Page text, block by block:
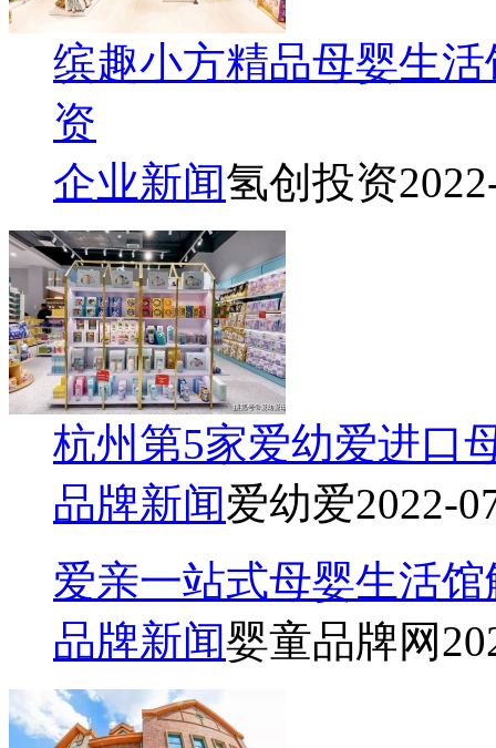
缤趣小方精品母婴生
资
企业新闻氢创投资
杭州第5家爱幼爱进口
品牌新闻爱幼爱2022-
爱亲一站式母婴生活
品牌新闻婴童品牌网